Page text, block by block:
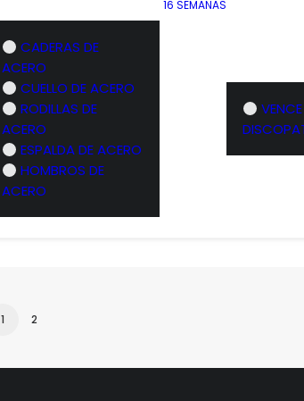
CADERAS DE
ACERO
CUELLO DE ACERO
RODILLAS DE
ACERO
ESPALDA DE ACERO
HOMBROS DE
ACERO
16 SEMANAS
Descenso de escalón
Elevación de talones
1 2